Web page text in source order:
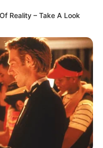
Reality – Take A Look